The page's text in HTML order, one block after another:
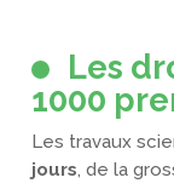
Les
1000
Les travaux
jours , de la